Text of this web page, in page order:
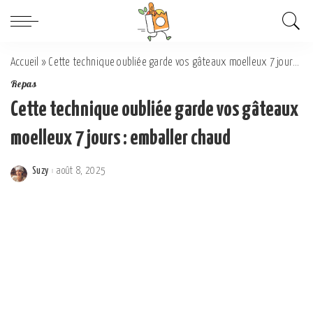
Accueil » Cette technique oubliée garde vos gâteaux moelleux 7 jours : emballer chaud
Repas
Cette technique oubliée garde vos gâteaux
moelleux 7 jours : emballer chaud
Posted
Suzy août 8, 2025